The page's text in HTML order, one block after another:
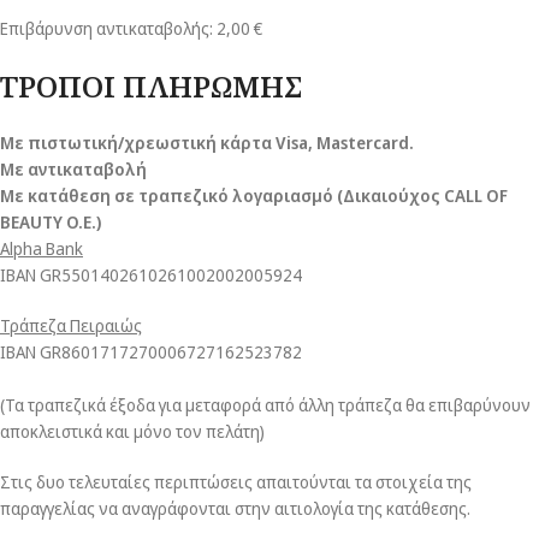
Επιβάρυνση αντικαταβολής: 2,00 €
ΤΡΟΠΟΙ ΠΛΗΡΩΜΗΣ
Με πιστωτική/χρεωστική κάρτα Visa, Mastercard.
Με αντικαταβολή
Με κατάθεση σε τραπεζικό λογαριασμό (Δικαιούχος CALL OF
BEAUTY O.E.)
Alpha Bank
ΙΒΑΝ GR5501402610261002002005924
Τράπεζα Πειραιώς
ΙΒΑΝ GR8601717270006727162523782
(Τα τραπεζικά έξοδα για μεταφορά από άλλη τράπεζα θα επιβαρύνουν
αποκλειστικά και μόνο τον πελάτη)
Στις δυο τελευταίες περιπτώσεις απαιτούνται τα στοιχεία της
παραγγελίας να αναγράφονται στην αιτιολογία της κατάθεσης.